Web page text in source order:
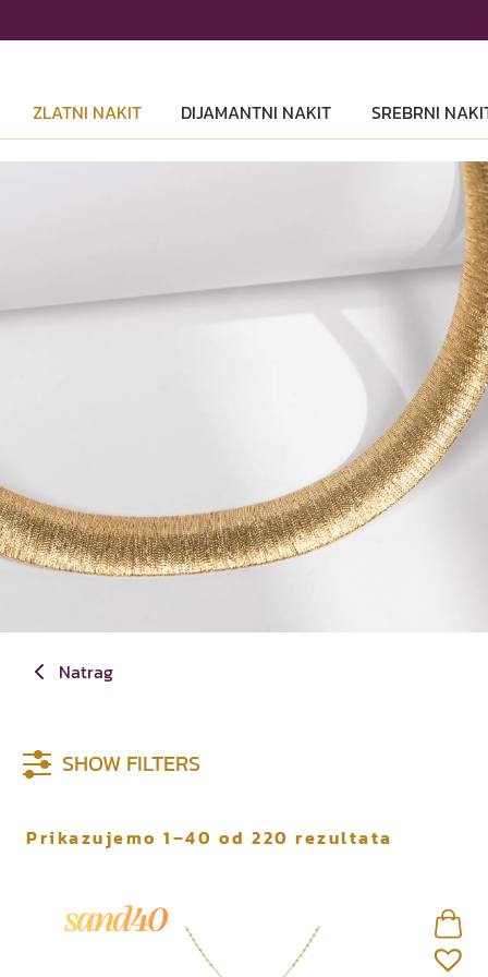
ZLATNI NAKIT
DIJAMANTNI NAKIT SREBRNI
Natrag
SHOW FILTERS
Prikazujemo 1–40 od 220 rezultata